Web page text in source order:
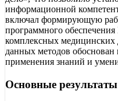
информационной
включал формирующую
программного
комплексных
данных методов обоснован
применения знаний и
Основные результаты